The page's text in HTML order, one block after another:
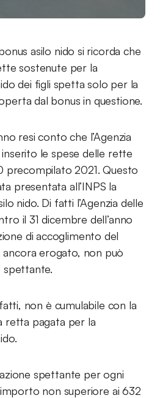
asilo nido si ricorda che
sostenute per la
dei figli spetta solo per la
dal bonus in questione.
resi conto che l’Agenzia
le spese delle rette
precompilato 2021. Questo
presentata all’INPS la
nido. Di fatti l’Agenzia delle
il 31 dicembre dell’anno
di accoglimento del
ancora erogato, non può
spettante.
non è cumulabile con la
retta pagata per la
spettante per ogni
non superiore ai 632